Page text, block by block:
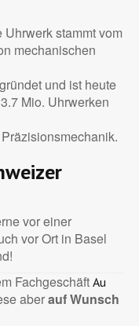
stammt vom
mechanischen
und ist heute
Mio. Uhrwerken
vor einer
vor Ort in Basel
Fachgeschäft Au
aberauf Wunsch